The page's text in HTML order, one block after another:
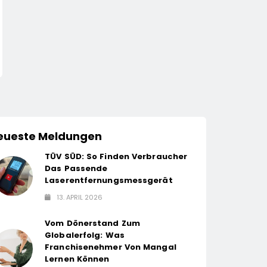
Meldungen
TÜV SÜD: So Finden Verbraucher
Das Passende
Laserentfernungsmessgerät
13. APRIL 2026
Vom Dönerstand Zum
Globalerfolg: Was
Franchisenehmer Von Mangal
Lernen Können